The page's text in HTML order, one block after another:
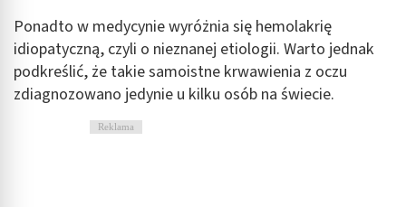
Ponadto w medycynie wyróżnia się hemolakrię
idiopatyczną, czyli o nieznanej etiologii. Warto jednak
podkreślić, że takie samoistne krwawienia z oczu
zdiagnozowano jedynie u kilku osób na świecie.
Reklama